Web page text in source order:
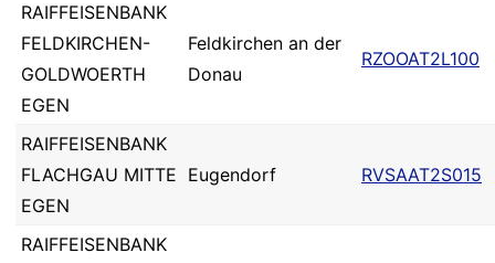
RAIFFEISENBANK
FELDKIRCHEN-
GOLDWOERTH
EGEN
Feldkirchen an der
Donau
RZOOAT2L100
RAIFFEISENBANK
FLACHGAU MITTE
EGEN
Eugendorf RVSAAT2S015
RAIFFEISENBANK